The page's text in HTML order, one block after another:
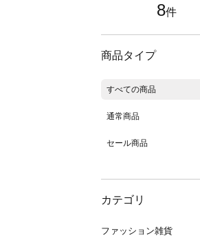
8件
商品タイプ
すべての商品
通常商品
セール商品
カテゴリ
ファッション雑貨